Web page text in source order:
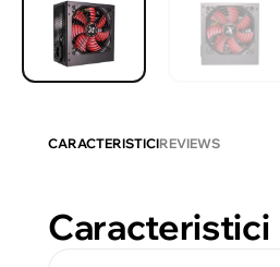
CARACTERISTICIREVIEWS
Caracteristici